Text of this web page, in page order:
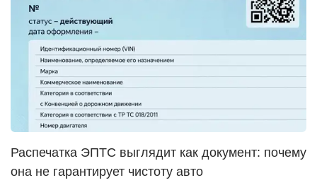
Распечатка ЭПТС выглядит как документ: почему
она не гарантирует чистоту авто